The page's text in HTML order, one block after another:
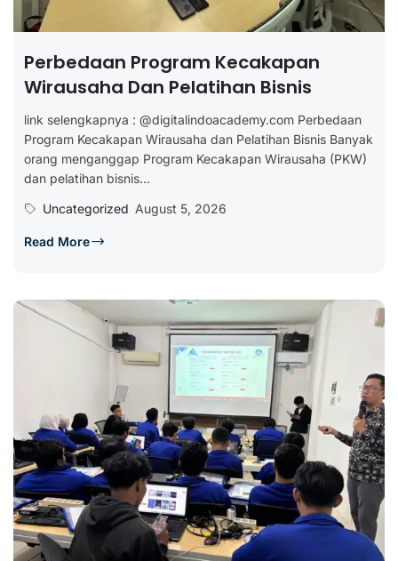
Perbedaan Program Kecakapan
Wirausaha Dan Pelatihan Bisnis
link selengkapnya : @digitalindoacademy.com Perbedaan
Program Kecakapan Wirausaha dan Pelatihan Bisnis Banyak
orang menganggap Program Kecakapan Wirausaha (PKW)
dan pelatihan bisnis...
Uncategorized August 5, 2026
Read More